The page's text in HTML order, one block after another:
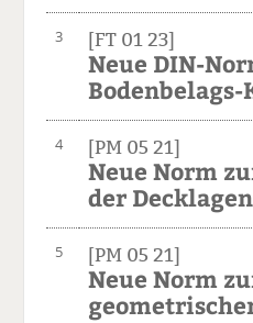
3 [FT 01 23]
Neue DIN-
4 [PM 05 21]
Neue Norm
der
5 [PM 05 21]
Neue Norm